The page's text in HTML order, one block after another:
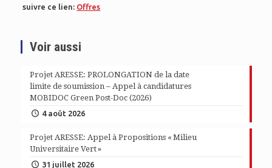
suivre ce lien: Offres
Voir aussi
Projet ARESSE: PROLONGATION de la date
limite de soumission – Appel à candidatures
MOBIDOC Green Post-Doc (2026)
4 août 2026
Projet ARESSE: Appel à Propositions « Milieu
Universitaire Vert »
31 juillet 2026